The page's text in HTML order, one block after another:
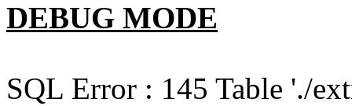
DEBUG MODE
SQL Error : 145 Table './